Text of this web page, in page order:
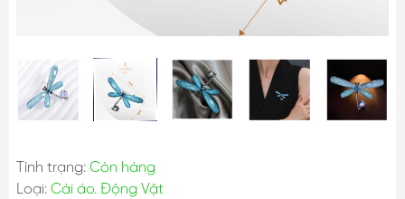
Tình trạng: Còn hàng
Loại: Cài áo. Động Vật